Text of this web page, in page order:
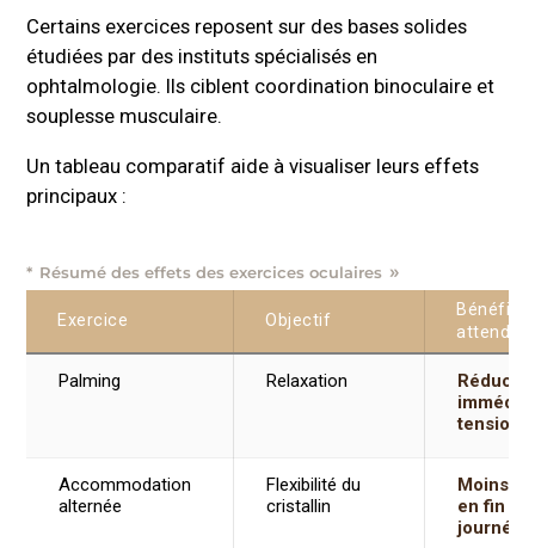
Certains exercices reposent sur des bases solides
étudiées par des instituts spécialisés en
ophtalmologie. Ils ciblent coordination binoculaire et
souplesse musculaire.
Un tableau comparatif aide à visualiser leurs effets
principaux :
Résumé des effets des exercices oculaires
Exercice Objectif
Bénéfice
attendu
Palming Relaxation
tension
Accommodation
alternée
Flexibilité du
cristallin
Moins
en fin de
journée